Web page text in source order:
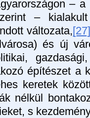
–
–
változata,
és új
építészet a
keretek
nélkül
s